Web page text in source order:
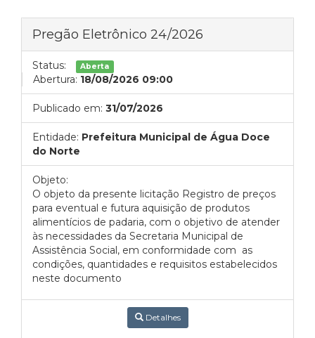
Pregão Eletrônico 24/2026
Status: Aberta
Abertura: 18/08/2026 09:00
Publicado em: 31/07/2026
Entidade: Prefeitura Municipal de Água Doce
do Norte
Objeto:
O objeto da presente licitação Registro de preços
para eventual e futura aquisição de produtos
alimentícios de padaria, com o objetivo de atender
às necessidades da Secretaria Municipal de
Assistência Social, em conformidade com as
condições, quantidades e requisitos estabelecidos
neste documento
Detalhes